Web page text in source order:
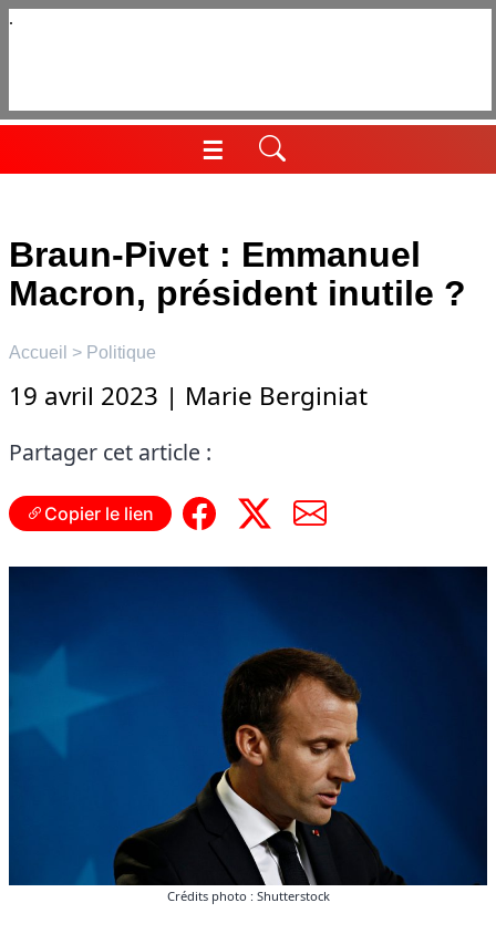
Aller
☰
Menu
Braun-Pivet : Emmanuel
Macron, président inutile ?
Accueil > Politique
19 avril 2023 | Marie Berginiat
Partager cet article :
Copier le lien
Crédits photo : Shutterstock